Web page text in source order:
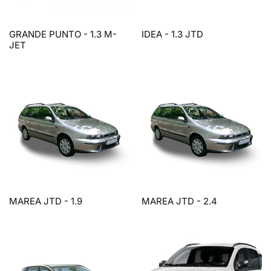
GRANDE PUNTO - 1.3 M-
JET
IDEA - 1.3 JTD
MAREA JTD - 1.9 MAREA JTD - 2.4